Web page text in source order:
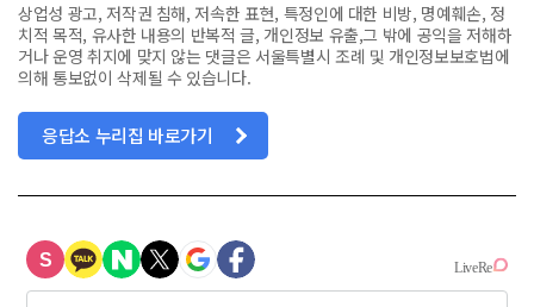
상업성 광고, 저작권 침해, 저속한 표현, 특정인에 대한 비방, 명예훼손, 정
치적 목적, 유사한 내용의 반복적 글, 개인정보 유출,그 밖에 공익을 저해하
거나 운영 취지에 맞지 않는 댓글은 서울특별시 조례 및 개인정보보호법에
의해 통보없이 삭제될 수 있습니다.
응답소 누리집 바로가기